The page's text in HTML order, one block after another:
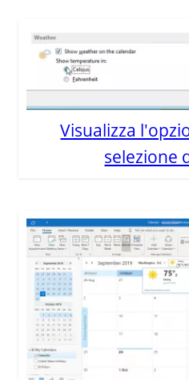
Visualizza
selezione